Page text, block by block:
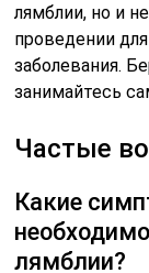
лямблии, но и
проведении
заболевания.
занимайтесь
Частые
Какие
лямблии?